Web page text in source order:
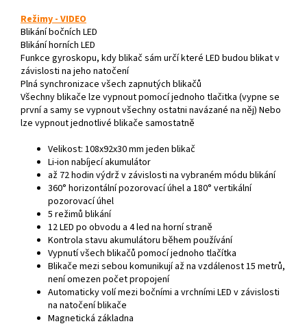
Režimy -VIDEO
Blikání bočních LED
Blikání horních LED
Funkce gyroskopu, kdy blikač sám určí které LED budou blikat v
závislosti na jeho natočení
Plná synchronizace všech zapnutých blikačů
Všechny blikače lze vypnout pomocí jednoho tlačitka (vypne se
první a samy se vypnout všechny ostatni navázané na něj) Nebo
lze vypnout jednotlivé blikače samostatně
Velikost: 108x92x30 mm jeden blikač
Li-ion nabíjecí akumulátor
až 72 hodin výdrž v závislosti na vybraném módu blikání
360° horizontální pozorovací úhel a 180° vertikální
pozorovací úhel
5 režimů blikání
12 LED po obvodu a 4 led na horní straně
Kontrola stavu akumulátoru během používání
Vypnutí všech blikačů pomocí jednoho tlačítka
Blikače mezi sebou komunikují až na vzdálenost 15 metrů,
není omezen počet propojení
Automaticky volí mezi bočními a vrchními LED v závislosti
na natočení blikače
Magnetická základna